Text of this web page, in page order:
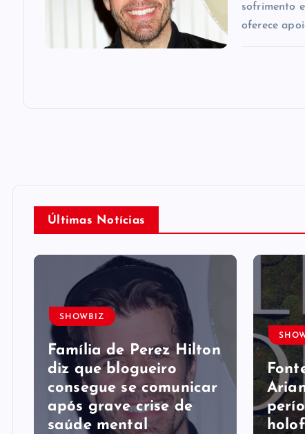
sofrimento
oferece
Últimas Notícias
SHOWBIZ
Família de Perez Hilton
diz que blogueiro
consegue se comunicar
após grave crise de
saúde mental